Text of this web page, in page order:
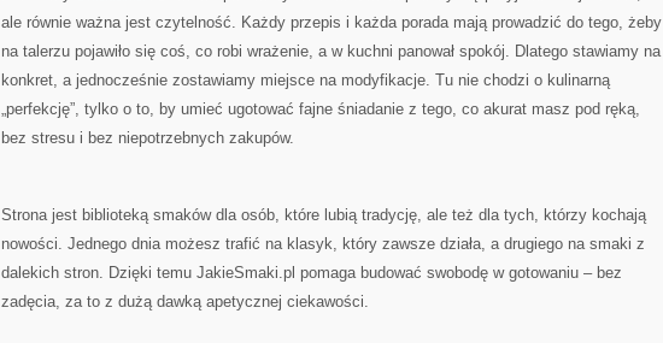
ale równie ważna jest czytelność. Każdy przepis i każda porada mają prowadzić do tego, żeby
na talerzu pojawiło się coś, co robi wrażenie, a w kuchni panował spokój. Dlatego stawiamy na
konkret, a jednocześnie zostawiamy miejsce na modyfikacje. Tu nie chodzi o kulinarną
„perfekcję”, tylko o to, by umieć ugotować fajne śniadanie z tego, co akurat masz pod ręką,
bez stresu i bez niepotrzebnych zakupów.
Strona jest biblioteką smaków dla osób, które lubią tradycję, ale też dla tych, którzy kochają
nowości. Jednego dnia możesz trafić na klasyk, który zawsze działa, a drugiego na smaki z
dalekich stron. Dzięki temu JakieSmaki.pl pomaga budować swobodę w gotowaniu – bez
zadęcia, za to z dużą dawką apetycznej ciekawości.